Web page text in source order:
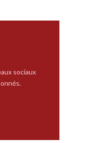
sociaux